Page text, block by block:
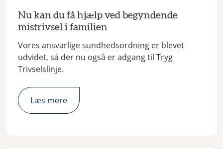
Nu kan du få hjælp ved begyndende
mistrivsel i familien
Vores ansvarlige sundhedsordning er blevet
udvidet, så der nu også er adgang til Tryg
Trivselslinje.
Læs mere